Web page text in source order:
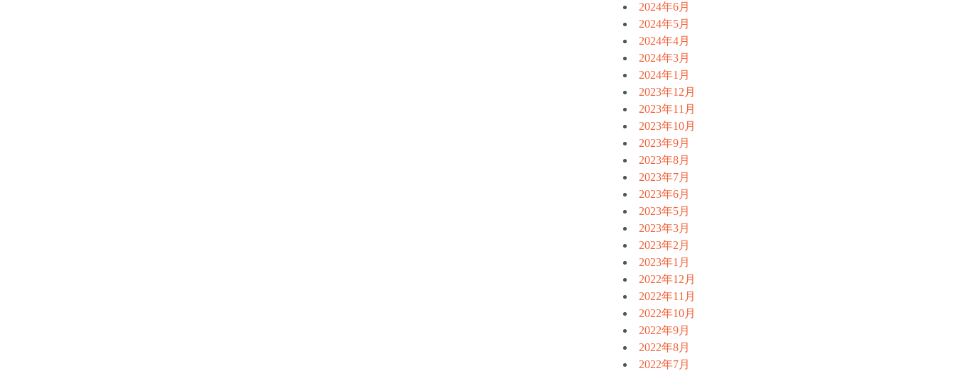
2024年6月
2024年5月
2024年4月
2024年3月
2024年1月
2023年12月
2023年11月
2023年10月
2023年9月
2023年8月
2023年7月
2023年6月
2023年5月
2023年3月
2023年2月
2023年1月
2022年12月
2022年11月
2022年10月
2022年9月
2022年8月
2022年7月